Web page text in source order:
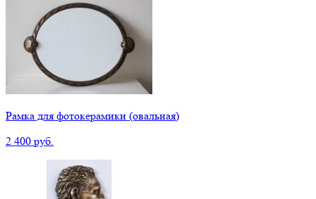
Рамка для фотокерамики (овальная)
2 400 руб.